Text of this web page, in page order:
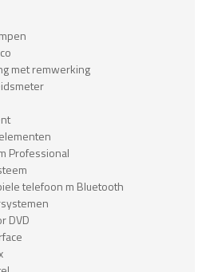
met remwerking
Professional
telefoon m Bluetooth
DVD